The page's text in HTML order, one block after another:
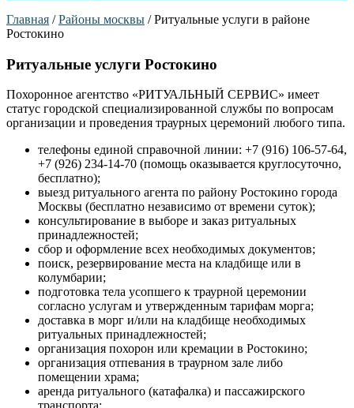
Главная /Районы москвы /Ритуальные услуги в районе
Ростокино
Ритуальные услуги Ростокино
Похоронное агентство «РИТУАЛЬНЫЙ СЕРВИС» имеет
статус городской специализированной службы по вопросам
организации и проведения траурных церемоний любого типа.
телефоны единой справочной линии: +7 (916) 106-57-64,
+7 (926) 234-14-70 (помощь оказывается круглосуточно,
бесплатно);
выезд ритуального агента по району Ростокино города
Москвы (бесплатно независимо от времени суток);
консультирование в выборе и заказ ритуальных
принадлежностей;
сбор и оформление всех необходимых документов;
поиск, резервирование места на кладбище или в
колумбарии;
подготовка тела усопшего к траурной церемонии
согласно услугам и утвержденным тарифам морга;
доставка в морг и/или на кладбище необходимых
ритуальных принадлежностей;
организация похорон или кремации в Ростокино;
организация отпевания в траурном зале либо
помещении храма;
аренда ритуального (катафалка) и пассажирского